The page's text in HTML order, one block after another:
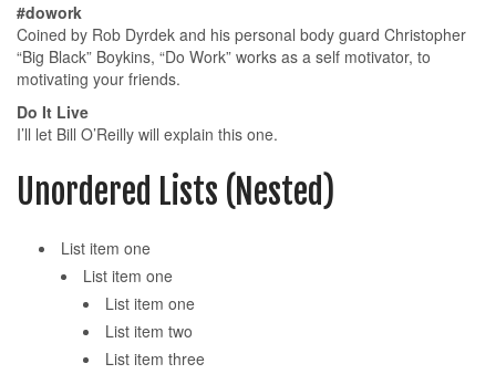
#dowork
Coined by Rob Dyrdek and his personal body guard Christopher
“Big Black” Boykins, “Do Work” works as a self motivator, to
motivating your friends.
Do It Live
I’ll let Bill O’Reilly will explain this one.
Unordered Lists (Nested)
List item one
List item one
List item one
List item two
List item three